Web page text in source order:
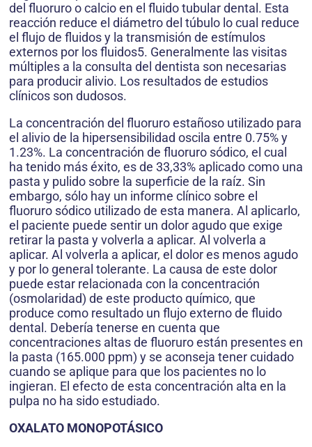
del fluoruro o calcio en el fluido tubular dental. Esta
reacción reduce el diámetro del túbulo lo cual reduce
el flujo de fluidos y la transmisión de estímulos
externos por los fluidos5. Generalmente las visitas
múltiples a la consulta del dentista son necesarias
para producir alivio. Los resultados de estudios
clínicos son dudosos.
La concentración del fluoruro estañoso utilizado para
el alivio de la hipersensibilidad oscila entre 0.75% y
1.23%. La concentración de fluoruro sódico, el cual
ha tenido más éxito, es de 33,33% aplicado como una
pasta y pulido sobre la superficie de la raíz. Sin
embargo, sólo hay un informe clínico sobre el
fluoruro sódico utilizado de esta manera. Al aplicarlo,
el paciente puede sentir un dolor agudo que exige
retirar la pasta y volverla a aplicar. Al volverla a
aplicar. Al volverla a aplicar, el dolor es menos agudo
y por lo general tolerante. La causa de este dolor
puede estar relacionada con la concentración
(osmolaridad) de este producto químico, que
produce como resultado un flujo externo de fluido
dental. Debería tenerse en cuenta que
concentraciones altas de fluoruro están presentes en
la pasta (165.000 ppm) y se aconseja tener cuidado
cuando se aplique para que los pacientes no lo
ingieran. El efecto de esta concentración alta en la
pulpa no ha sido estudiado.
OXALATO MONOPOTÁSICO